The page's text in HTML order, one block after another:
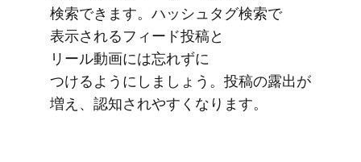
検索できます。​ハッシュタグ検索で​
表示される​フィード投稿と​
リール動画には​忘れずに​
つけるようにしましょう。​投稿の​露出が​
増え、​認知されやすくなります。